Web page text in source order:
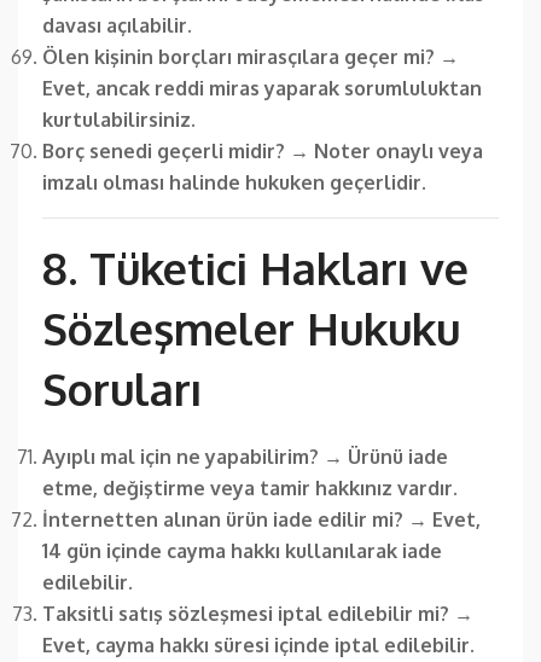
davası açılabilir.
Ölen kişinin borçları mirasçılara geçer mi? →
Evet, ancak reddi miras yaparak sorumluluktan
kurtulabilirsiniz.
Borç senedi geçerli midir? → Noter onaylı veya
imzalı olması halinde hukuken geçerlidir.
8. Tüketici Hakları ve
Sözleşmeler Hukuku
Soruları
Ayıplı mal için ne yapabilirim? → Ürünü iade
etme, değiştirme veya tamir hakkınız vardır.
İnternetten alınan ürün iade edilir mi? → Evet,
14 gün içinde cayma hakkı kullanılarak iade
edilebilir.
Taksitli satış sözleşmesi iptal edilebilir mi? →
Evet, cayma hakkı süresi içinde iptal edilebilir.